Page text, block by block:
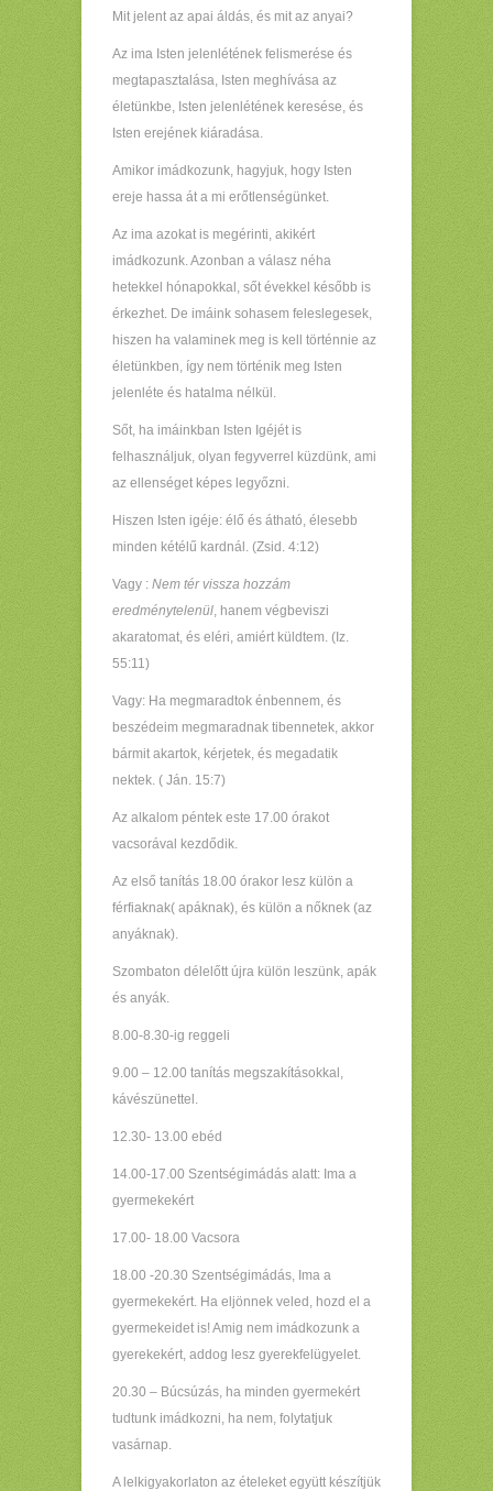
Mit jelent az apai áldás, és mit az anyai?
Az ima Isten jelenlétének felismerése és
megtapasztalása, Isten meghívása az
életünkbe, Isten jelenlétének keresése, és
Isten erejének kiáradása.
Amikor imádkozunk, hagyjuk, hogy Isten
ereje hassa át a mi erőtlenségünket.
Az ima azokat is megérinti, akikért
imádkozunk. Azonban a válasz néha
hetekkel hónapokkal, sőt évekkel később is
érkezhet. De imáink sohasem feleslegesek,
hiszen ha valaminek meg is kell történnie az
életünkben, így nem történik meg Isten
jelenléte és hatalma nélkül.
Sőt, ha imáinkban Isten Igéjét is
felhasználjuk, olyan fegyverrel küzdünk, ami
az ellenséget képes legyőzni.
Hiszen Isten igéje: élő és átható, élesebb
minden kétélű kardnál. (Zsid. 4:12)
Vagy : Nem tér vissza hozzám
eredménytelenül, hanem végbeviszi
akaratomat, és eléri, amiért küldtem. (Iz.
55:11)
Vagy: Ha megmaradtok énbennem, és
beszédeim megmaradnak tibennetek, akkor
bármit akartok, kérjetek, és megadatik
nektek. ( Ján. 15:7)
Az alkalom péntek este 17.00 órakot
vacsorával kezdődik.
Az első tanítás 18.00 órakor lesz külön a
férfiaknak( apáknak), és külön a nőknek (az
anyáknak).
Szombaton délelőtt újra külön leszünk, apák
és anyák.
8.00-8.30-ig reggeli
9.00 – 12.00 tanítás megszakításokkal,
kávészünettel.
12.30- 13.00 ebéd
14.00-17.00 Szentségimádás alatt: Ima a
gyermekekért
17.00- 18.00 Vacsora
18.00 -20.30 Szentségimádás, Ima a
gyermekekért. Ha eljönnek veled, hozd el a
gyermekeidet is! Amig nem imádkozunk a
gyerekekért, addog lesz gyerekfelügyelet.
20.30 – Búcsúzás, ha minden gyermekért
tudtunk imádkozni, ha nem, folytatjuk
vasárnap.
A lelkigyakorlaton az ételeket együtt készítjük